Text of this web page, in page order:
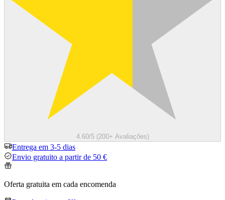
4.60/5 (200+ Avaliações)
Entrega em 3-5 dias
Envio gratuito a partir de 50 €
Oferta gratuita em cada encomenda